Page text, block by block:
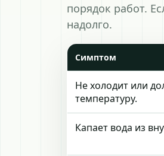
порядок работ.
надолго.
Симптом
Не холодит или
температуру.
Капает вода из